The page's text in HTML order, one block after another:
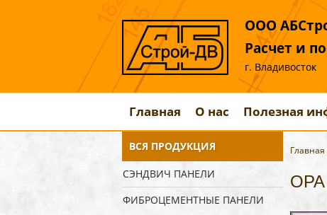
ООО
Расчет и
г. Владивосток
Главная О нас Полезная
ВСЯ ПРОДУКЦИЯ
СЭНДВИЧ ПАНЕЛИ
ФИБРОЦЕМЕНТНЫЕ ПАНЕЛИ
Главная